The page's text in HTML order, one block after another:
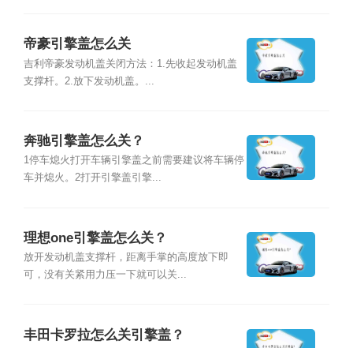
帝豪引擎盖怎么关
吉利帝豪发动机盖关闭方法：1.先收起发动机盖
支撑杆。2.放下发动机盖。...
奔驰引擎盖怎么关？
1停车熄火打开车辆引擎盖之前需要建议将车辆停
车并熄火。2打开引擎盖引擎...
理想one引擎盖怎么关？
放开发动机盖支撑杆，距离手掌的高度放下即
可，没有关紧用力压一下就可以关...
丰田卡罗拉怎么关引擎盖？